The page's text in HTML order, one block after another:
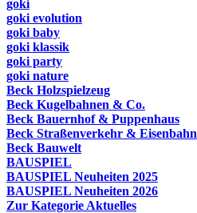
goki
goki evolution
goki baby
goki klassik
goki party
goki nature
Beck Holzspielzeug
Beck Kugelbahnen & Co.
Beck Bauernhof & Puppenhaus
Beck Straßenverkehr & Eisenbahn
Beck Bauwelt
BAUSPIEL
BAUSPIEL Neuheiten 2025
BAUSPIEL Neuheiten 2026
Zur Kategorie Aktuelles